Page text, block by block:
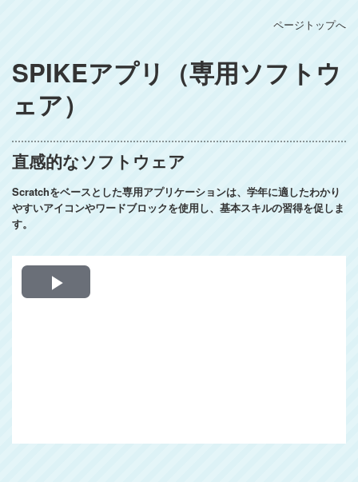
ページトップへ
SPIKEアプリ（専用ソフトウ
ェア）
直感的なソフトウェア
Scratchをベースとした専用アプリケーションは、学年に適したわかり
やすいアイコンやワードブロックを使用し、基本スキルの習得を促しま
す。
Play